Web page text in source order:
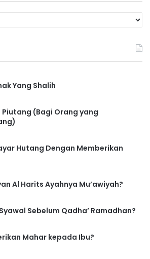
Yang Shalih
(Bagi Orang yang
Hutang Dengan Memberikan
Al Harits Ayahnya Mu’awiyah?
Sebelum Qadha’ Ramadhan?
Mahar kepada Ibu?